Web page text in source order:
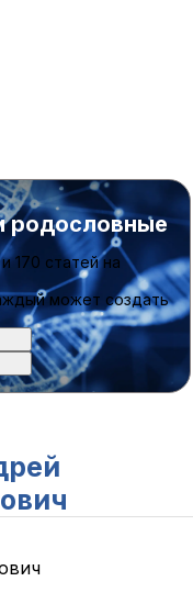
родословные
170 статейна
может создать